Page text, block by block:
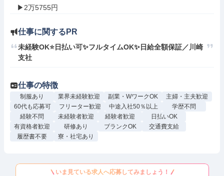
仕事に関するPR
未経験OK⭐日払い可✨フルタイムOK✨日給全額保証／川崎
支社
仕事の特徴
制服あり 業界未経験歓迎 副業・WワークOK
主婦・主夫歓迎
60代も応募可
フリーター歓迎 中途入社50％以上
学歴不問
経験不問
未経験者歓迎 経験者歓迎
日払いOK
有資格者歓迎
研修あり ブランクOK
交通費支給
履歴書不要
寮・社宅あり
いま見ている求人へ応募してみましょう！